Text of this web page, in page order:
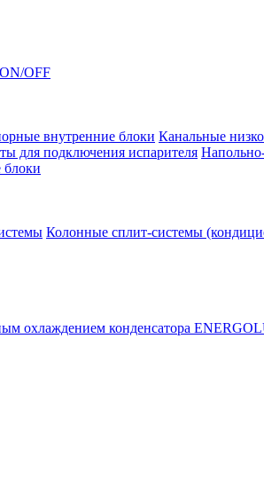
OFF
внутренние блоки Канальные
для подключения испарителя
блоки
Колонные сплит-системы
охлаждением конденсатора